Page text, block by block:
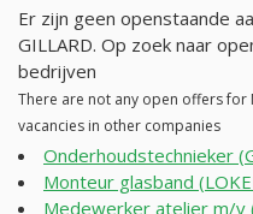
Er zijn geen openstaande
GILLARD. Op zoek naar
bedrijven
There are not any open offers for
vacancies in other companies
Onderhoudstechnieker
Monteur glasband
Medewerker atelier m/v